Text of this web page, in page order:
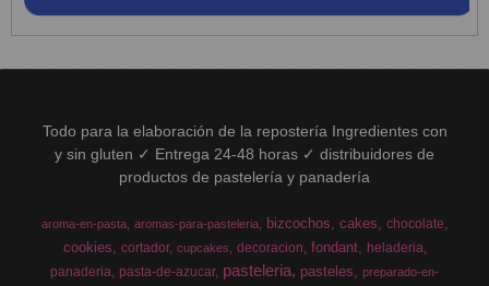
Todo para la elaboración de la repostería Ingredientes con
y sin gluten ✓ Entrega 24-48 horas ✓ distribuidores de
productos de pastelería y panadería
aroma-en-pasta aromas-para-pasteleria bizcochos cakes chocolate
cookies cortador cupcakes decoracion fondant
heladeria
panaderia pasta-de-azucar pasteleria pasteles
preparado-en-